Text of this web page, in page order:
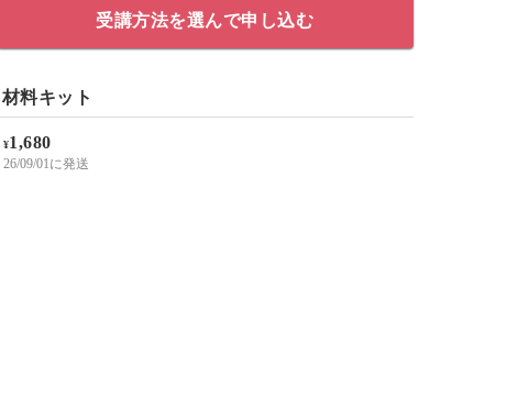
受講方法を選んで申し込む
材料キット
¥1,680
26/09/01に発送